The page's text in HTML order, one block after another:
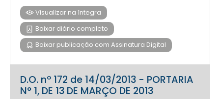
Visualizar na íntegra
Baixar diário completo
Baixar publicação com Assinatura Digital
D.O. nº 172 de 14/03/2013 - PORTARIA
N° 1, DE 13 DE MARÇO DE 2013